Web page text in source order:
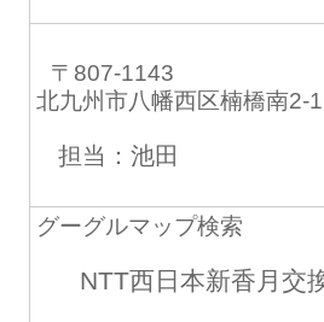
〒807-1143
北九州市八幡西区楠橋南2-
担当：池田
グーグルマップ検索
NTT西日本新香月交